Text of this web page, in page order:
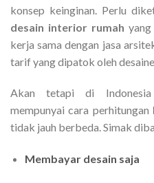
konsep keinginan. Perlu
desain interior rumah
kerja sama dengan jasa
tarif yang dipatok oleh
Akan tetapi di Indonesia
mempunyai cara perhitungan
tidak jauh berbeda. Simak
Membayar desain saja